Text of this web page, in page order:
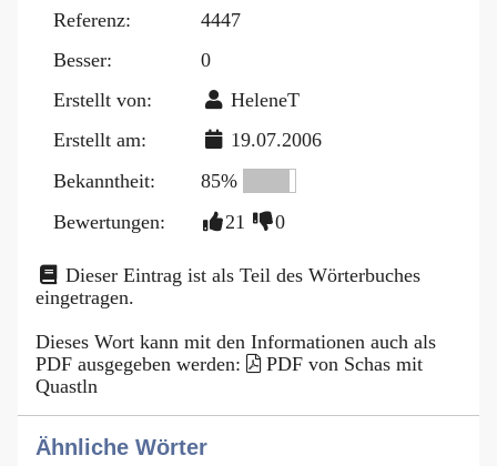
Referenz:
4447
Besser:
0
Erstellt von:
HeleneT
Erstellt am:
19.07.2006
Bekanntheit:
85%
Bewertungen:
21 0
Dieser Eintrag ist als Teil des Wörterbuches
eingetragen.
Dieses Wort kann mit den Informationen auch als
PDF ausgegeben werden:
PDF von Schas mit
Quastln
Ähnliche Wörter